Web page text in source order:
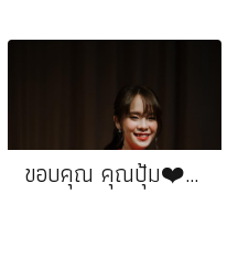
ขอบคุณ คุณปุ้ม❤️คุณนัน